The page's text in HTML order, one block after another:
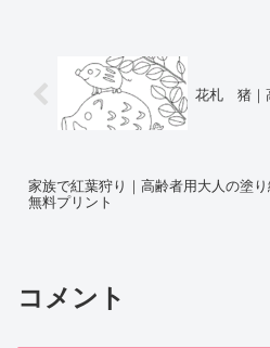
花札 猪｜
家族で紅葉狩り｜高齢者用大人の塗
無料プリント
コメント